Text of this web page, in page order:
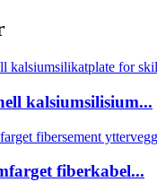
kalsiumsilisium...
fiberkabel...